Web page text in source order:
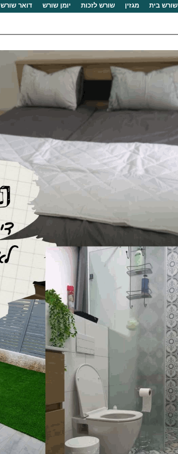
שורש בית מגזין שורש לזכות יומן שורש דואר שורש